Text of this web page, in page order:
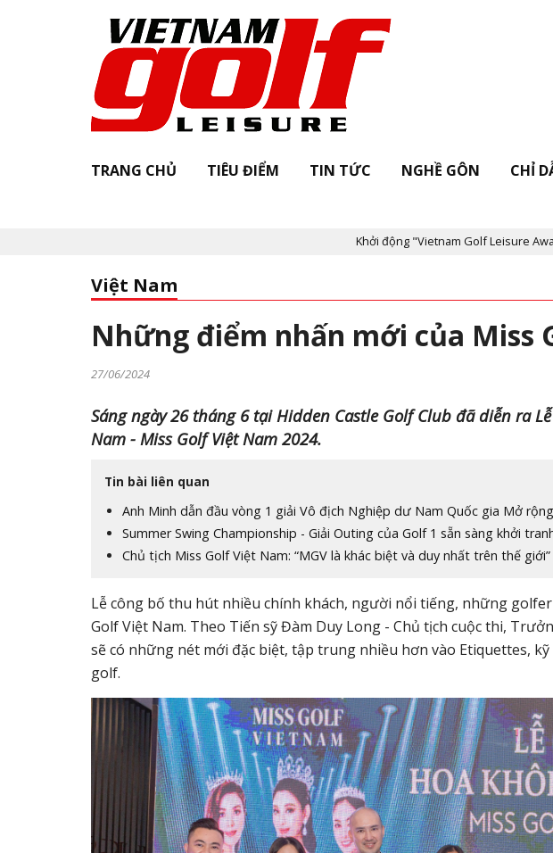
TRANG CHỦ TIÊU ĐIỂM TIN TỨC NGHỀ GÔN CHỈ
Khởi động "Vietnam Golf Leisure Awards & AGIF
Việt Nam
Những điểm nhấn mới của Miss
27/06/2024
Sáng ngày 26 tháng 6 tại Hidden Castle Golf Club đã diễn ra
Nam - Miss Golf Việt Nam 2024.
Tin bài liên quan
Anh Minh dẫn đầu vòng 1 giải Vô địch Nghiệp dư Nam Quốc gia Mở rộng
Summer Swing Championship - Giải Outing của Golf 1 sẵn sàng khởi
Chủ tịch Miss Golf Việt Nam: “MGV là khác biệt và duy nhất trên thế giới”
Lễ công bố thu hút nhiều chính khách, người nổi tiếng, những
Golf Việt Nam. Theo Tiến sỹ Đàm Duy Long - Chủ tịch cuộc thi,
sẽ có những nét mới đặc biệt, tập trung nhiều hơn vào Etiquettes,
golf.